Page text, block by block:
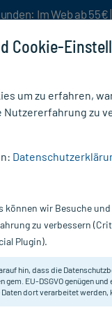
Im Web ab
Nur für kurze Zeit:
60 St
Cookie-
um zu erfahren,
Nutzererfahrung zu
können wir Besuche
zu verbessern
Plugin).
hin, dass die
gem. EU-DSGVO genügen
Daten dort verarbeitet